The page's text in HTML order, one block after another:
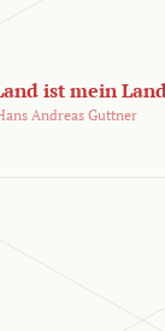
ist mein
Andreas Guttner